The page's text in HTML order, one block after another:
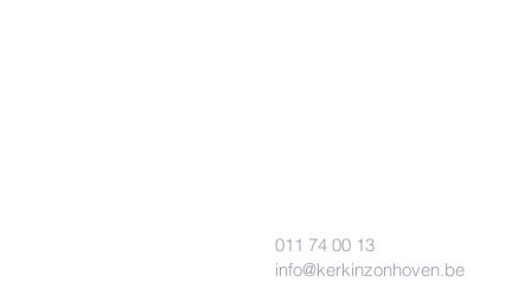
011 74 00 13
info@kerkinzonhoven.be